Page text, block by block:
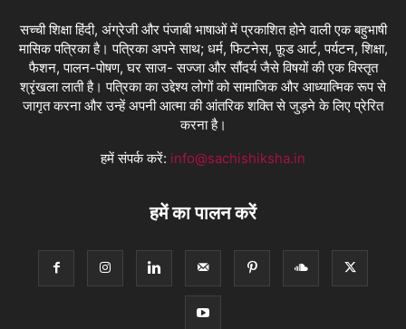
सच्ची शिक्षा हिंदी, अंग्रेजी और पंजाबी भाषाओं में प्रकाशित होने वाली एक बहुभाषी
मासिक पत्रिका है। पत्रिका अपने साथ; धर्म, फिटनेस, फ़ूड आर्ट, पर्यटन, शिक्षा,
फैशन, पालन-पोषण, घर साज- सज्जा और सौंदर्य जैसे विषयों की एक विस्तृत
श्रृंखला लाती है। पत्रिका का उद्देश्य लोगों को सामाजिक और आध्यात्मिक रूप से
जागृत करना और उन्हें अपनी आत्मा की आंतरिक शक्ति से जुड़ने के लिए प्रेरित
करना है।
हमें संपर्क करें: info@sachishiksha.in
हमें का पालन करें